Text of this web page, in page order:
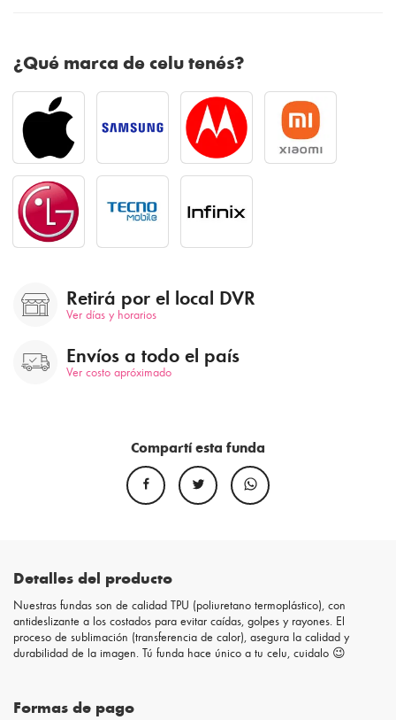
¿Qué marca de celu tenés?
Retirá por el local DVR
Ver días y horarios
Envíos a todo el país
Ver costo apróximado
Compartí esta funda
Detalles del producto
Nuestras fundas son de calidad TPU (poliuretano termoplástico), con
antideslizante a los costados para evitar caídas, golpes y rayones. El
proceso de sublimación (transferencia de calor), asegura la calidad y
durabilidad de la imagen. Tú funda hace único a tu celu, cuidalo 😉
Formas de pago